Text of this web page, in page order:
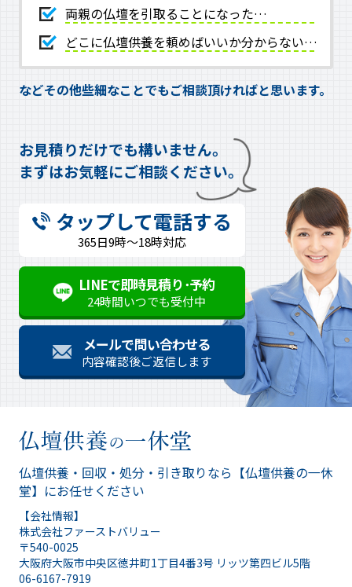
両親の仏壇を引取ることになった…
どこに仏壇供養を頼めばいいか分からない…
などその他些細なことでもご相談頂ければと思います。
お見積りだけでも構いません。
まずはお気軽にご相談ください。
タップして電話する
365日9時～18時対応
LINEで即時見積り･予約
24時間いつでも受付中
メールで問い合わせる
内容確認後ご返信します
仏壇供養・回収・処分・引き取りなら 【仏壇供養の一休
堂】にお任せください
【会社情報】
株式会社ファーストバリュー
〒540-0025
大阪府大阪市中央区徳井町1丁目4番3号 リッツ第四ビル5階
06-6167-7919